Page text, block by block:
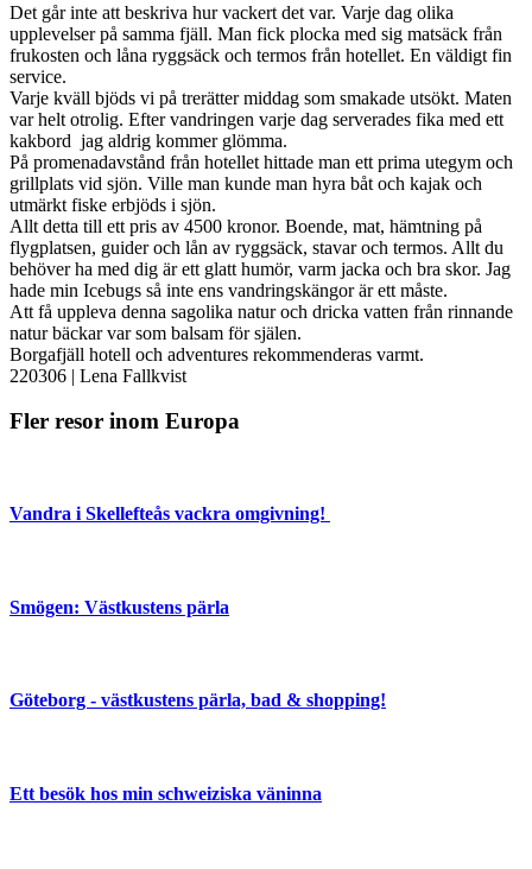
Det går inte att beskriva hur vackert det var. Varje dag olika
upplevelser på samma fjäll. Man fick plocka med sig matsäck från
frukosten och låna ryggsäck och termos från hotellet. En väldigt fin
service.
Varje kväll bjöds vi på trerätter middag som smakade utsökt. Maten
var helt otrolig. Efter vandringen varje dag serverades fika med ett
kakbord jag aldrig kommer glömma.
På promenadavstånd från hotellet hittade man ett prima utegym och
grillplats vid sjön. Ville man kunde man hyra båt och kajak och
utmärkt fiske erbjöds i sjön.
Allt detta till ett pris av 4500 kronor. Boende, mat, hämtning på
flygplatsen, guider och lån av ryggsäck, stavar och termos. Allt du
behöver ha med dig är ett glatt humör, varm jacka och bra skor. Jag
hade min Icebugs så inte ens vandringskängor är ett måste.
Att få uppleva denna sagolika natur och dricka vatten från rinnande
natur bäckar var som balsam för själen.
Borgafjäll hotell och adventures rekommenderas varmt.
220306 | Lena Fallkvist
Fler resor inom Europa
Vandra i Skellefteås vackra omgivning!
Smögen: Västkustens pärla
Göteborg - västkustens pärla, bad & shopping!
Ett besök hos min schweiziska väninna